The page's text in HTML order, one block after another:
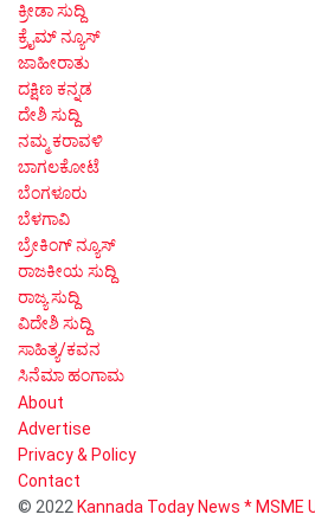
ಕ್ರೀಡಾ ಸುದ್ದಿ
ಕ್ರೈಮ್ ನ್ಯೂಸ್
ಜಾಹೀರಾತು
ದಕ್ಷಿಣ ಕನ್ನಡ
ದೇಶಿ ಸುದ್ದಿ
ನಮ್ಮ ಕರಾವಳಿ
ಬಾಗಲಕೋಟೆ
ಬೆಂಗಳೂರು
ಬೆಳಗಾವಿ
ಬ್ರೇಕಿಂಗ್ ನ್ಯೂಸ್
ರಾಜಕೀಯ ಸುದ್ದಿ
ರಾಜ್ಯ ಸುದ್ದಿ
ವಿದೇಶಿ ಸುದ್ದಿ
ಸಾಹಿತ್ಯ/ಕವನ
ಸಿನೆಮಾ ಹಂಗಾಮ
About
Advertise
Privacy & Policy
Contact
© 2022 Kannada Today News * MSME